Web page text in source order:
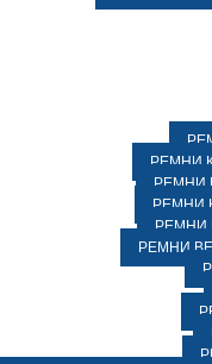
РЕМНИ
РЕМНИ
РЕМНИ
РЕМНИ
РЕМНИ